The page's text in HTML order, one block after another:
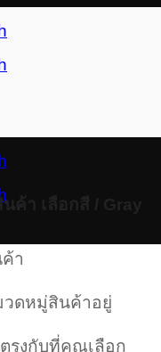
ค้า เลือกสี
า
ดหมู่สินค้าอยู่
รงกับที่คุณเลือก